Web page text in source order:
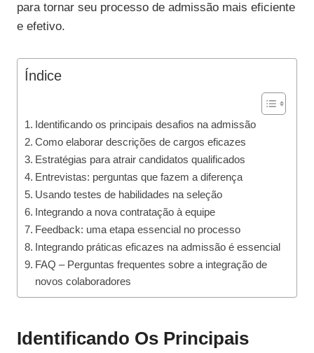
para tornar seu processo de admissão mais eficiente
e efetivo.
Índice
Identificando os principais desafios na admissão
Como elaborar descrições de cargos eficazes
Estratégias para atrair candidatos qualificados
Entrevistas: perguntas que fazem a diferença
Usando testes de habilidades na seleção
Integrando a nova contratação à equipe
Feedback: uma etapa essencial no processo
Integrando práticas eficazes na admissão é essencial
FAQ – Perguntas frequentes sobre a integração de
novos colaboradores
Identificando Os Principais